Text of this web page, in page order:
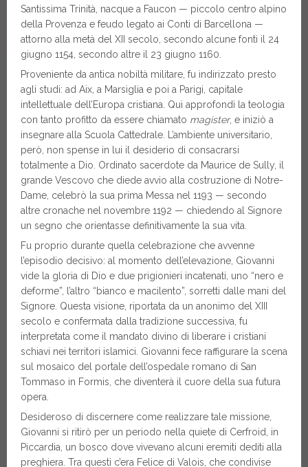
Santissima Trinità, nacque a Faucon — piccolo centro alpino
della Provenza e feudo legato ai Conti di Barcellona —
attorno alla metà del XII secolo, secondo alcune fonti il 24
giugno 1154, secondo altre il 23 giugno 1160.
Proveniente da antica nobiltà militare, fu indirizzato presto
agli studi: ad Aix, a Marsiglia e poi a Parigi, capitale
intellettuale dell’Europa cristiana. Qui approfondì la teologia
con tanto profitto da essere chiamato magister, e iniziò a
insegnare alla Scuola Cattedrale. L’ambiente universitario,
però, non spense in lui il desiderio di consacrarsi
totalmente a Dio. Ordinato sacerdote da Maurice de Sully, il
grande Vescovo che diede avvio alla costruzione di Notre-
Dame, celebrò la sua prima Messa nel 1193 — secondo
altre cronache nel novembre 1192 — chiedendo al Signore
un segno che orientasse definitivamente la sua vita.
Fu proprio durante quella celebrazione che avvenne
l’episodio decisivo: al momento dell’elevazione, Giovanni
vide la gloria di Dio e due prigionieri incatenati, uno “nero e
deforme”, l’altro “bianco e macilento”, sorretti dalle mani del
Signore. Questa visione, riportata da un anonimo del XIII
secolo e confermata dalla tradizione successiva, fu
interpretata come il mandato divino di liberare i cristiani
schiavi nei territori islamici. Giovanni fece raffigurare la scena
sul mosaico del portale dell’ospedale romano di San
Tommaso in Formis, che diventerà il cuore della sua futura
opera.
Desideroso di discernere come realizzare tale missione,
Giovanni si ritirò per un periodo nella quiete di Cerfroid, in
Piccardia, un bosco dove vivevano alcuni eremiti dediti alla
preghiera. Tra questi c’era Felice di Valois, che condivise